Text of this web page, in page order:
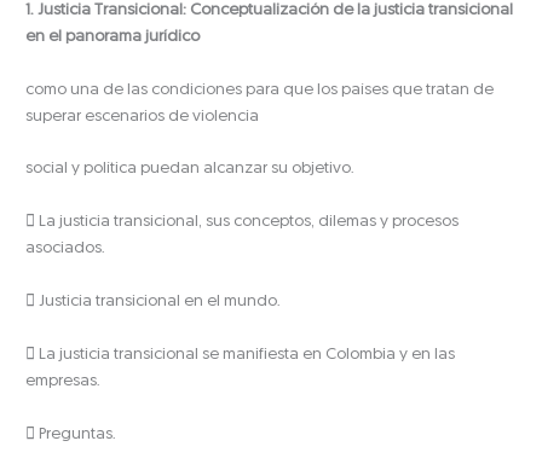
1. Justicia Transicional: Conceptualización de la justicia transicional
en el panorama jurídico
como una de las condiciones para que los países que tratan de
superar escenarios de violencia
social y política puedan alcanzar su objetivo.
 La justicia transicional, sus conceptos, dilemas y procesos
asociados.
 Justicia transicional en el mundo.
 La justicia transicional se manifiesta en Colombia y en las
empresas.
 Preguntas.